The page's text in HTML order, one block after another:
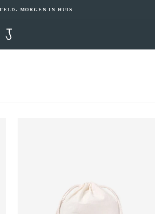
MORGEN IN HUIS